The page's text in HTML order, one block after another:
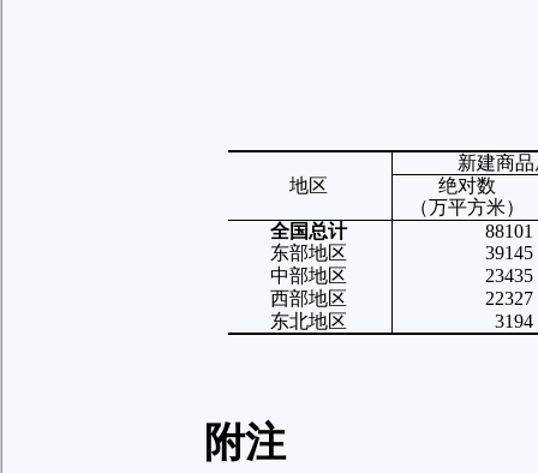
地区
新建商
绝对数
（万平方米）
全国总计
88101
东部地区
39145
中部地区
23435
西部地区
22327
东北地区
3194
附注